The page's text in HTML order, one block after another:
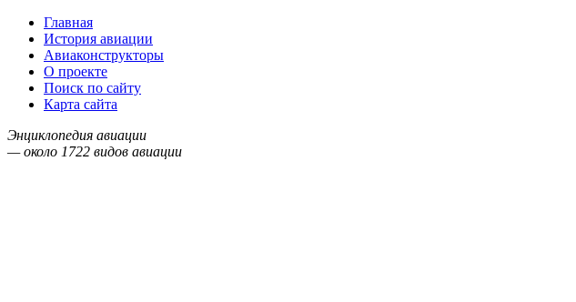
Главная
История авиации
Авиаконструкторы
О проекте
Поиск по сайту
Карта сайта
Энциклопедия авиации
— около 1722 видов авиации